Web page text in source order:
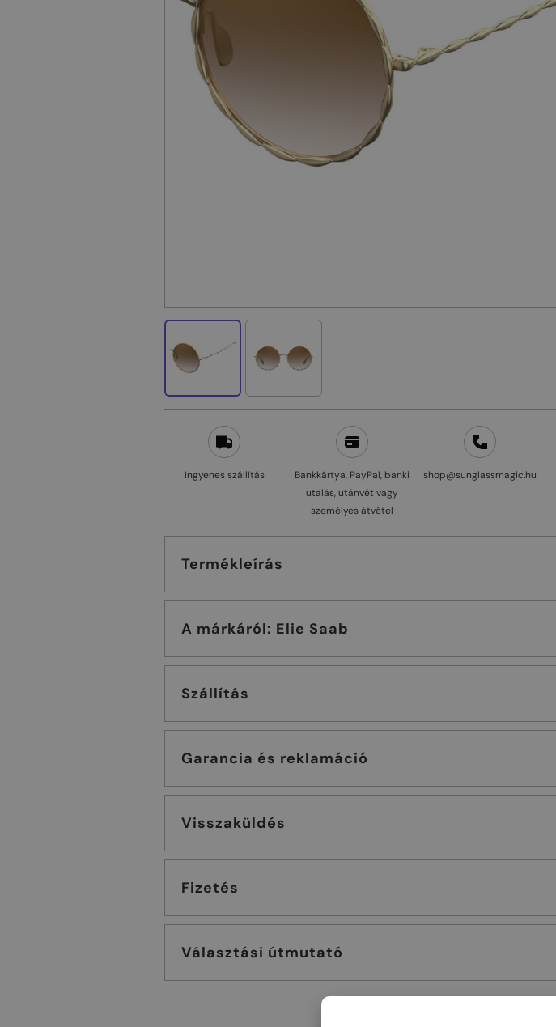
Ingyenes szállítás
Bankkártya, PayPal, banki
utalás, utánvét vagy
személyes átvétel
shop@sunglassmagic.hu
Termékleírás
A márkáról: Elie Saab
Szállítás
Garancia és reklamáció
Visszaküldés
Fizetés
Választási útmutató